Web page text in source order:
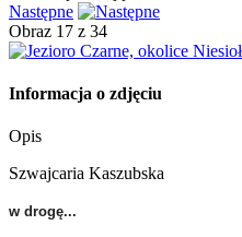
Następne
Obraz 17 z 34
Informacja o zdjęciu
Opis
Szwajcaria Kaszubska
w drogę...